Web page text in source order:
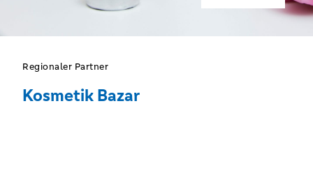
Regionaler Partner
Kosmetik Bazar